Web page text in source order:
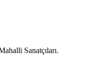
Sanatçıları.